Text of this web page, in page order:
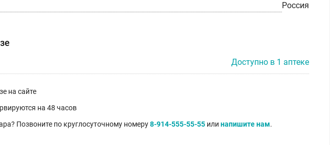
Россия
Доступно в 1 аптеке
на сайте
на 48 часов
Позвоните по круглосуточному номеру8-914-555-55-55 или напишите нам.